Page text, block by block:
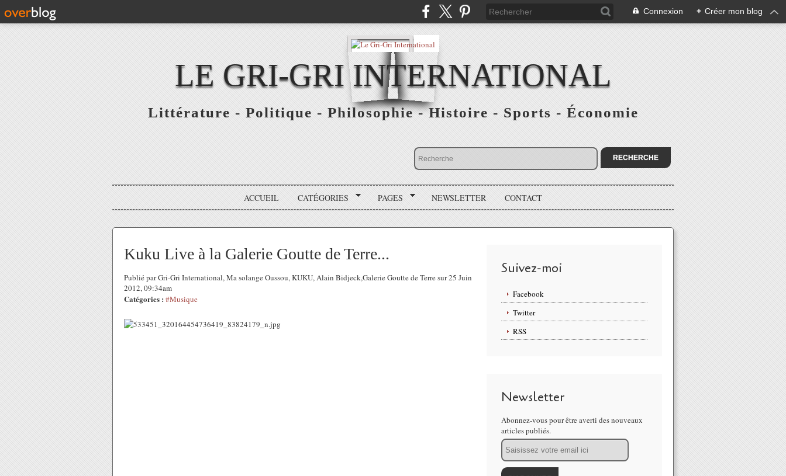
Connexion + Créer mon blog
LE GRI-GRI INTERNATIONAL
Littérature - Politique - Philosophie - Histoire - Sports - Économie
ACCUEIL CATÉGORIES PAGES NEWSLETTER CONTACT
Kuku Live à la Galerie Goutte de Terre...
Publié par Gri-Gri International, Ma solange Oussou, KUKU, Alain Bidjeck,Galerie Goutte de Terre sur 25 Juin
2012, 09:34am
Catégories : #Musique
Suivez-moi
Facebook
Twitter
RSS
Newsletter
Abonnez-vous pour être averti des nouveaux
articles publiés.
Email